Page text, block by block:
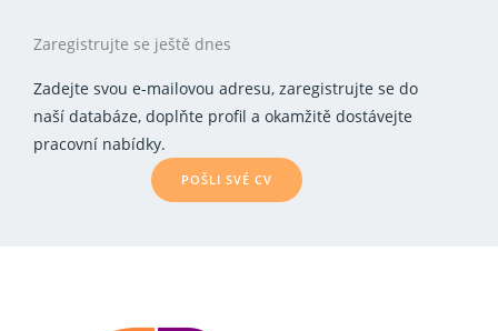
Zaregistrujte se ještě dnes
Zadejte svou e-mailovou adresu, zaregistrujte se do
naší databáze, doplňte profil a okamžitě dostávejte
pracovní nabídky.
POŠLI SVÉ CV